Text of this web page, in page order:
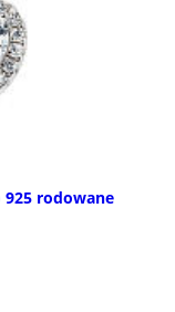
925 rodowane